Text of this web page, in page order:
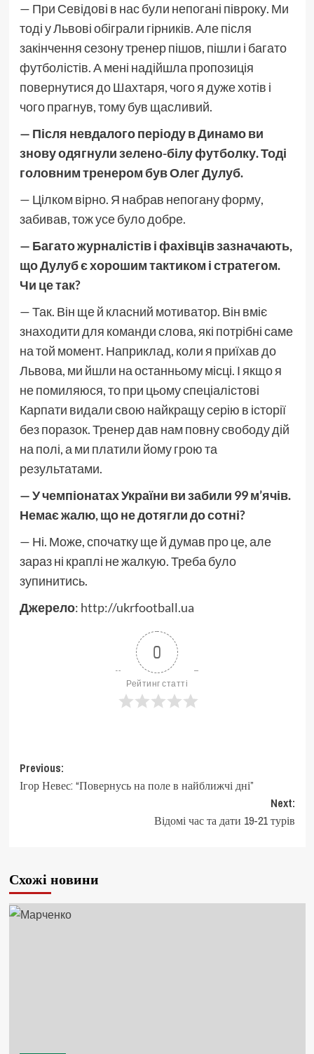
— При Севідові в нас були непогані півроку. Ми
тоді у Львові обіграли гірників. Але після
закінчення сезону тренер пішов, пішли і багато
футболістів. А мені надійшла пропозиція
повернутися до Шахтаря, чого я дуже хотів і
чого прагнув, тому був щасливий.
— Після невдалого періоду в Динамо ви
знову одягнули зелено-білу футболку. Тоді
головним тренером був Олег Дулуб.
— Цілком вірно. Я набрав непогану форму,
забивав, тож усе було добре.
— Багато журналістів і фахівців зазначають,
що Дулуб є хорошим тактиком і стратегом.
Чи це так?
— Так. Він ще й класний мотиватор. Він вміє
знаходити для команди слова, які потрібні саме
на той момент. Наприклад, коли я приїхав до
Львова, ми йшли на останньому місці. І якщо я
не помиляюся, то при цьому спеціалістові
Карпати видали свою найкращу серію в історії
без поразок. Тренер дав нам повну свободу дій
на полі, а ми платили йому грою та
результатами.
— У чемпіонатах України ви забили 99 м’ячів.
Немає жалю, що не дотягли до сотні?
— Ні. Може, спочатку ще й думав про це, але
зараз ні краплі не жалкую. Треба було
зупинитись.
Джерело: http://ukrfootball.ua
0
Рейтинг статті
Post
navigation
Previous:
Ігор Невес: “Повернусь на поле в найближчі дні”
Next:
Відомі час та дати 19-21 турів
Схожі новини